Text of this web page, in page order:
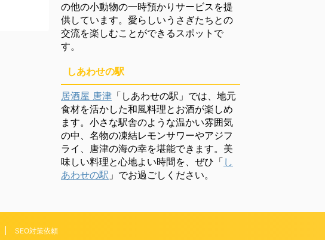
の他の小動物の一時預かりサービスを提
供しています。愛らしいうさぎたちとの
交流を楽しむことができるスポットで
す。
しあわせの駅
居酒屋 唐津 「しあわせの駅」では、地元
食材を活かした和風料理とお酒が楽しめ
ます。小さな駅舎のような温かい雰囲気
の中、名物の凍結レモンサワーやアジフ
ライ、唐津の海の幸を堪能できます。美
味しい料理と心地よい時間を、ぜひ「 し
あわせの駅 」でお過ごしください。
SEO対策依頼